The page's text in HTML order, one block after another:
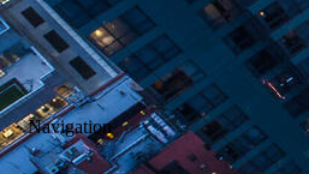
Navigation